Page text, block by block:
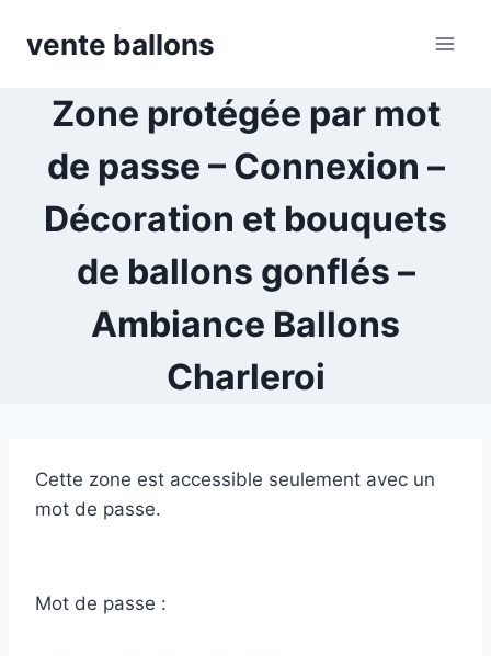
vente ballons
Zone protégée par mot
de passe – Connexion –
Décoration et bouquets
de ballons gonflés –
Ambiance Ballons
Charleroi
Cette zone est accessible seulement avec un
mot de passe.
Mot de passe :